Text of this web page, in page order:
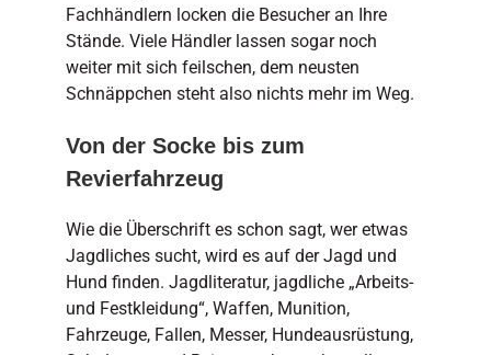
Fachhändlern locken die Besucher an Ihre
Stände. Viele Händler lassen sogar noch
weiter mit sich feilschen, dem neusten
Schnäppchen steht also nichts mehr im Weg.
Von der Socke bis zum
Revierfahrzeug
Wie die Überschrift es schon sagt, wer etwas
Jagdliches sucht, wird es auf der Jagd und
Hund finden. Jagdliteratur, jagdliche „Arbeits-
und Festkleidung“, Waffen, Munition,
Fahrzeuge, Fallen, Messer, Hundeausrüstung,